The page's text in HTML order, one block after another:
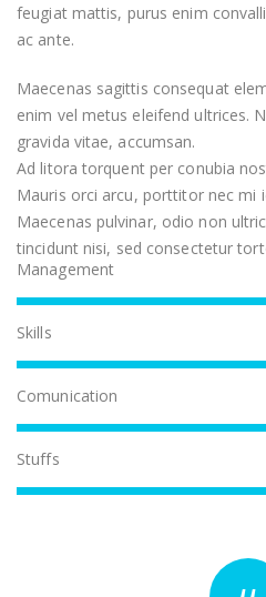
feugiat mattis, purus enim
ac ante.
Maecenas sagittis consequat
enim vel metus eleifend ultrices.
gravida vitae, accumsan.
Ad litora torquent per conubia
Mauris orci arcu, porttitor nec mi
Maecenas pulvinar, odio non
tincidunt nisi, sed consectetur
Management
Skills
Comunication
Stuffs